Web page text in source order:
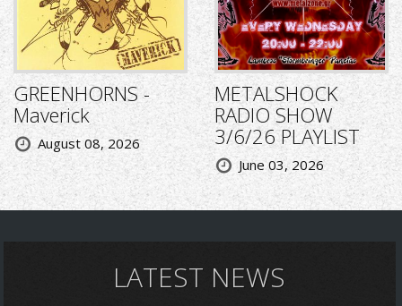
GREENHORNS -
Maverick
August 08, 2026
METALSHOCK
RADIO SHOW
3/6/26 PLAYLIST
June 03, 2026
LATEST NEWS